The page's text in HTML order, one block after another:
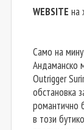
WEBSITE на
Само на
Андаманско
Outrigger
обстановка
романтично
в този